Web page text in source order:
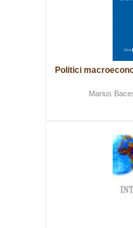
Politici
Marius